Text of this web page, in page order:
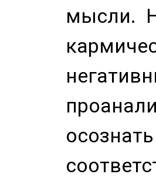
мысли.